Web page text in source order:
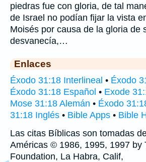
piedras fue con gloria, de tal
de Israel no podían fijar la vista
Moisés por causa de la gloria de
desvanecía,…
Enlaces
Éxodo 31:18 Interlineal • Éxodo
Éxodo 31:18 Español • Exode
Mose 31:18 Alemán • Éxodo
31:18 Inglés • Bible Apps • Bible
Las citas Bíblicas son tomadas
Américas © 1986, 1995, 1997 by
Foundation, La Habra, Calif,